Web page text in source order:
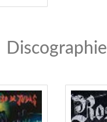
Discographie